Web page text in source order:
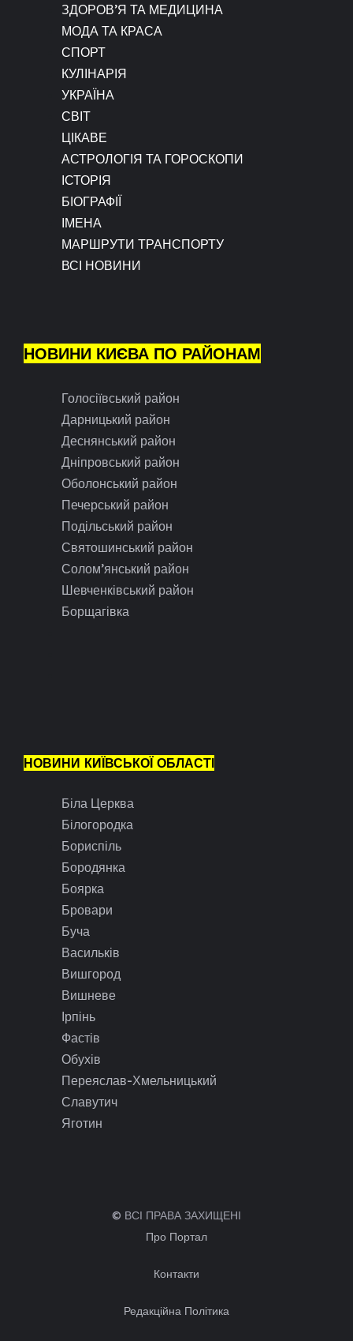
ЗДОРОВ’Я ТА МЕДИЦИНА
МОДА ТА КРАСА
СПОРТ
КУЛІНАРІЯ
УКРАЇНА
СВІТ
ЦІКАВЕ
АСТРОЛОГІЯ ТА ГОРОСКОПИ
ІСТОРІЯ
БІОГРАФІЇ
ІМЕНА
МАРШРУТИ ТРАНСПОРТУ
ВСІ НОВИНИ
НОВИНИ КИЄВА ПО РАЙОНАМ
Голосіївський район
Дарницький район
Деснянський район
Дніпровський район
Оболонський район
Печерський район
Подільський район
Святошинський район
Солом’янський район
Шевченківський район
Борщагівка
НОВИНИ КИЇВСЬКОЇ ОБЛАСТІ
Біла Церква
Білогородка
Бориспіль
Бородянка
Боярка
Бровари
Буча
Васильків
Вишгород
Вишневе
Ірпінь
Фастів
Обухів
Переяслав-Хмельницький
Славутич
Яготин
© ВСІ ПРАВА ЗАХИЩЕНІ
Про Портал
Контакти
Редакційна Політика